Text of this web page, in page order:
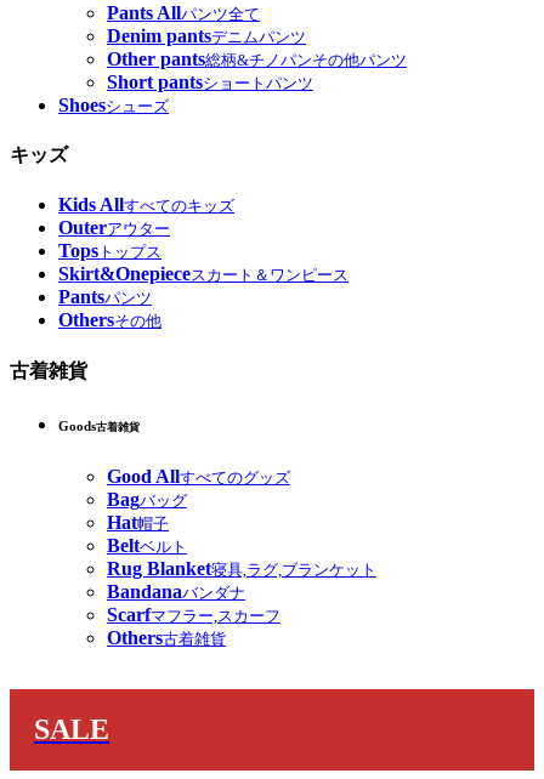
Pants Allパンツ全て
Denim pantsデニムパンツ
Other pants総柄&チノパンその他パンツ
Short pantsショートパンツ
Shoesシューズ
キッズ
Kids Allすべてのキッズ
Outerアウター
Tops トップス
Skirt&Onepieceスカート＆ワンピース
Pantsパンツ
Othersその他
古着雑貨
Goods古着雑貨
Good Allすべてのグッズ
Bagバッグ
Hat帽子
Beltベルト
Rug Blanket寝具,ラグ,ブランケット
Bandanaバンダナ
Scarfマフラー,スカーフ
Others古着雑貨
SALE